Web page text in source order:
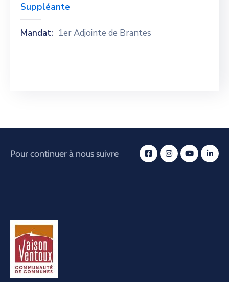
Suppléante
Mandat: 1er Adjointe de Brantes
Pour continuer à nous suivre